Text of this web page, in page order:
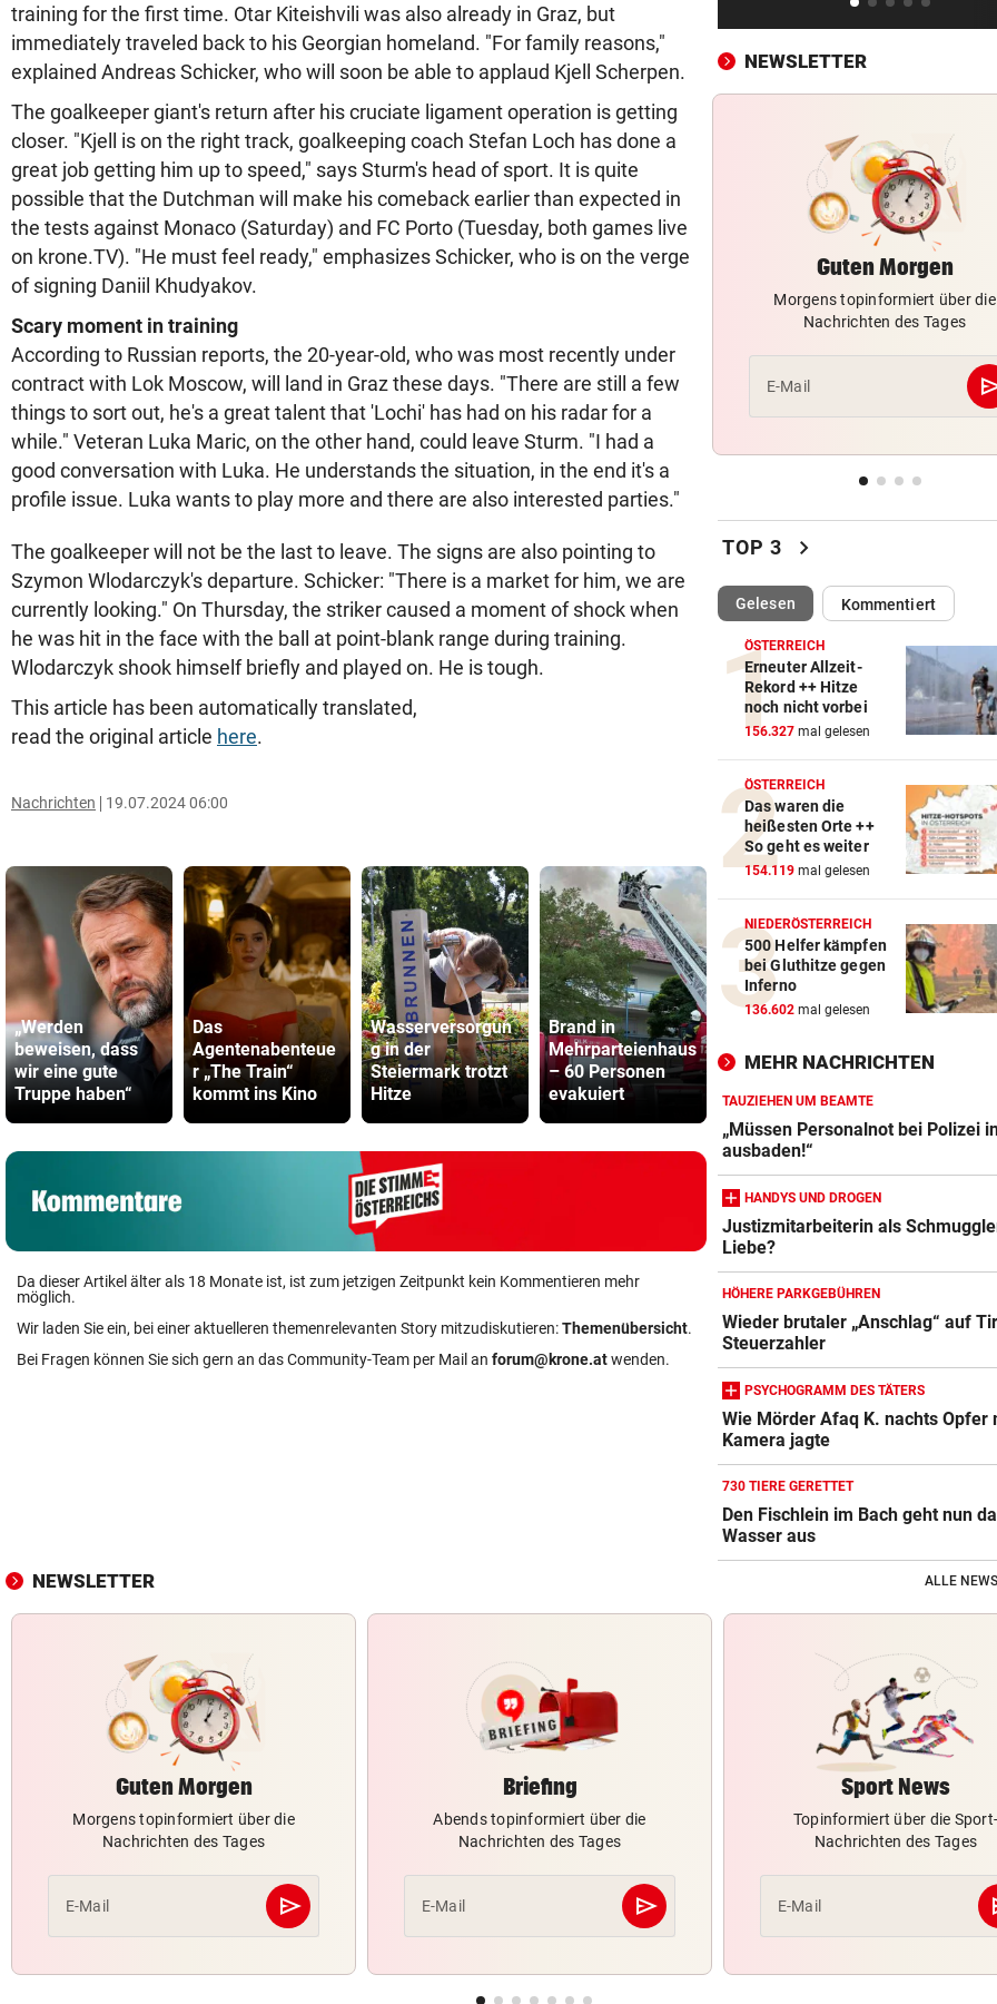
training for the first time. Otar Kiteishvili was also already in Graz, but
immediately traveled back to his Georgian homeland. "For family reasons,"
explained Andreas Schicker, who will soon be able to applaud Kjell Scherpen.
The goalkeeper giant's return after his cruciate ligament operation is getting
closer. "Kjell is on the right track, goalkeeping coach Stefan Loch has done a
great job getting him up to speed," says Sturm's head of sport. It is quite
possible that the Dutchman will make his comeback earlier than expected in
the tests against Monaco (Saturday) and FC Porto (Tuesday, both games live
on krone.TV). "He must feel ready," emphasizes Schicker, who is on the verge
of signing Daniil Khudyakov.
Scary moment in training
According to Russian reports, the 20-year-old, who was most recently under
contract with Lok Moscow, will land in Graz these days. "There are still a few
things to sort out, he's a great talent that 'Lochi' has had on his radar for a
while." Veteran Luka Maric, on the other hand, could leave Sturm. "I had a
good conversation with Luka. He understands the situation, in the end it's a
profile issue. Luka wants to play more and there are also interested parties."
The goalkeeper will not be the last to leave. The signs are also pointing to
Szymon Wlodarczyk's departure. Schicker: "There is a market for him, we are
currently looking." On Thursday, the striker caused a moment of shock when
he was hit in the face with the ball at point-blank range during training.
Wlodarczyk shook himself briefly and played on. He is tough.
This article has been automatically translated,
read the original article here.
Nachrichten 19.07.2024 06:00
„Werden
beweisen, dass
wir eine gute
Truppe haben“
Das
Agentenabenteue
r „The Train“
kommt ins Kino
Wasserversorgun
g in der
Steiermark trotzt
Hitze
Brand in
Mehrparteienhaus
– 60 Personen
evakuiert
Wunschspieler!
GAK angelt sich
junges ÖFB-Juwel
Überfall:
Da dieser Artikel älter als 18 Monate ist, ist zum jetzigen Zeitpunkt kein Kommentieren mehr
möglich.
Wir laden Sie ein, bei einer aktuelleren themenrelevanten Story mitzudiskutieren:Themenübersicht.
Bei Fragen können Sie sich gern an das Community-Team per Mail an forum@krone.atwenden.
Ex-Stürmerstar Forlan neuer
Teamchef von Uruguay
REKORDHITZE IN Ö vor
Wassersparen auf
ANSTURM AM KREISCHBERG vor
UK bis Holland: Warum alle
Liftsessel wollen
HISTORISCHE FAHRT vor
Weltrekord! Weltmeister siegt
unter Schmerzen
vor
Folter-Vergewaltigung
Brand in Mehrparteienhaus –
Personen evakuiert
VÖLLIG VERWANDELT
Oha! Ist das wirklich Billie
SCHRECK FÜR DEUTSCHEN vor
Riesenschlange beim
Rasenmähen entdeckt
NACH LAWINEN-DRAMA vor
Rekord-Alpinist Purja am
Peak geborgen
KI-Drohnen sollen durch das
Blätterdach blicken
MIND. 125 MIO. EURO vor
Diomande zu Real!
WENDE KURZ VOR ANPFIFF
Jetzt also doch! ORF zeigt
Spiel der Austria
IN MEHREREN GEMEINDEN
Aufgedeckt! Chaos bei
Wassergebühren im Ländle
NEWSLETTER
Guten Morgen
Morgens topinformiert über die
Nachrichten des Tages
E-Mail
TOP 3 chevron_right
Gelesen(ausgewählt)Kommentiert
ÖSTERREICH
Erneuter Allzeit-
Rekord ++ Hitze
noch nicht vorbei
156.327 mal gelesen
ÖSTERREICH
Das waren die
heißesten Orte ++
So geht es weiter
154.119 mal gelesen
NIEDERÖSTERREICH
500 Helfer kämpfen
bei Gluthitze gegen
Inferno
136.602 mal gelesen
MEHR NACHRICHTEN
TAUZIEHEN UM BEAMTE
„Müssen Personalnot bei Polizei
ausbaden!“
HANDYS UND DROGEN
Justizmitarbeiterin als
Liebe?
HÖHERE PARKGEBÜHREN
Wieder brutaler „Anschlag“ auf
Steuerzahler
PSYCHOGRAMM DES TÄTERS
Wie Mörder Afaq K. nachts Opfer
Kamera jagte
730 TIERE GERETTET
Den Fischlein im Bach geht nun
Wasser aus
NEWSLETTER ALLE
Guten Morgen
Morgens topinformiert über die
Nachrichten des Tages
E-Mail send
Abschicken
Briefing
Abends topinformiert über die
Nachrichten des Tages
E-Mail send
Abschicken
Sport News
Topinformiert über die Sport-
Nachrichten des Tages
E-Mail